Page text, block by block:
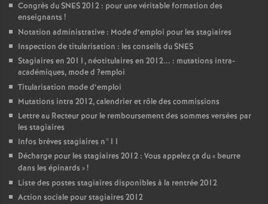
Congrès duSNES2012 : pour une véritable formation des
enseignants !
Notation administrative : Mode d’emploi pour les stagiaires
Inspection de titularisation : les conseils duSNES
Stagiaires en 2011, néotitulaires en 2012... : mutations intra-
académiques, mode d ?emploi
Titularisation mode d’emploi
Mutations intra 2012, calendrier et rôle des commissions
Lettre au Recteur pour le remboursement des sommes versées par
les stagiaires
Infos brèves stagiaires n°11
Décharge pour les stagiaires 2012 : Vous appelez ça du « beurre
dans les épinards »!
Liste des postes stagiaires disponibles à la rentrée 2012
Action sociale pour stagiaires 2012